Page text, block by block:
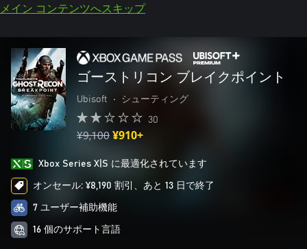
メイン コンテンツへスキップ
ゴーストリコン ブレイクポイント
Ubisoft • シューティング
30
¥9,100¥910+
Xbox Series X|S に最適化されています
オンセール: ¥8,190 割引、あと 13 日で終了
7 ユーザー補助機能
16 個のサポート言語